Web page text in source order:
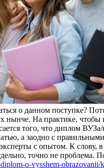
о данном поступке?
нынче. На практике,
того, что диплом
а заодно с
с опытом. К
точно не
o-vysshem-obrazovanii/